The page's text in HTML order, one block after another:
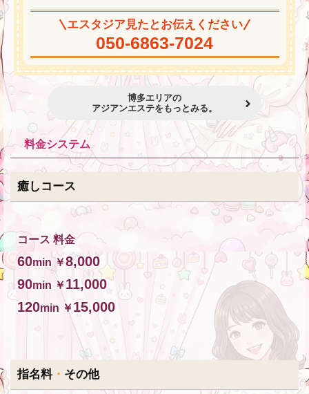
エスタジア見たとお伝えください
050-6863-7024
博多エリアの
アジアンエステをもっとみる。
料金システム
癒しコース
コース 料金
60min ￥8,000
90min ￥11,000
120min ￥15,000
指名料・ その他